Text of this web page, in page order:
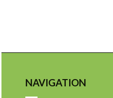
NAVIGATION